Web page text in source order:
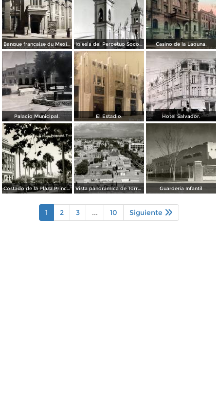
Banque francaise du Mexique. Iglesia del Perpetuo Socorro. Casino de la Laguna.
Palacio Municipal. El Estadio. Hotel Salvador.
Costado de la Plaza Principal Vista panorámica de Torreón Guardería Infantil
1 2 3 ... 10 Siguiente